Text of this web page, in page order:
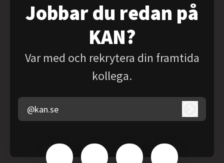
Jobbar du redan på
KAN?
Var med och rekrytera din framtida
kollega.
@kan.se